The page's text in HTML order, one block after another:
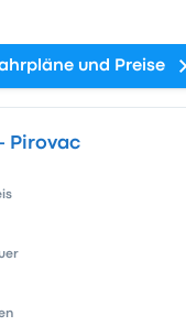
und Preise
Pirovac